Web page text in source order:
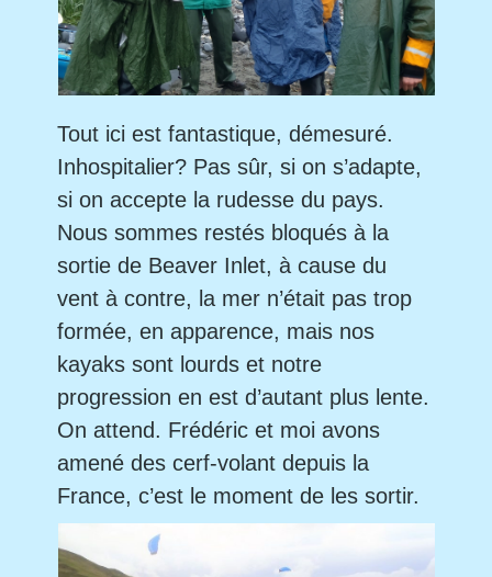
Tout ici est fantastique, démesuré.
Inhospitalier? Pas sûr, si on s’adapte,
si on accepte la rudesse du pays.
Nous sommes restés bloqués à la
sortie de Beaver Inlet, à cause du
vent à contre, la mer n’était pas trop
formée, en apparence, mais nos
kayaks sont lourds et notre
progression en est d’autant plus lente.
On attend. Frédéric et moi avons
amené des cerf-volant depuis la
France, c’est le moment de les sortir.